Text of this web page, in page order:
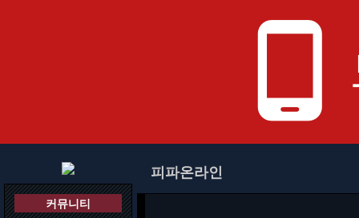
phone_android
커뮤니티
피파온라인